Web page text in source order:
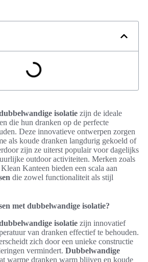
isolatie zijn de ideale
die hun dranken op de perfecte
Deze innovatieve ontwerpen zorgen
als koude dranken langdurig gekoeld of
zijn ze uiterst populair voor dagelijks
outdoor activiteiten. Merken zoals
Kanteen bieden een scala aan
die zowel functionaliteit als stijl
met dubbelwandige isolatie?
isolatie zijn innovatief
van dranken effectief te behouden.
zich door een unieke constructie
vermindert. Dubbelwandige
warme dranken warm blijven en koude